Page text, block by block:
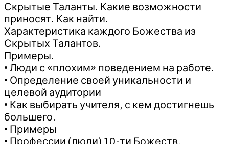
Скрытые Таланты. Какие возможности
приносят. Как найти.
Характеристика каждого Божества из
Скрытых Талантов.
Примеры.
• Люди с «плохим» поведением на работе.
• Определение своей уникальности и
целевой аудитории
• Как выбирать учителя, с кем достигнешь
большего.
• Примеры
• Профессии (люди) 10-ти Божеств.